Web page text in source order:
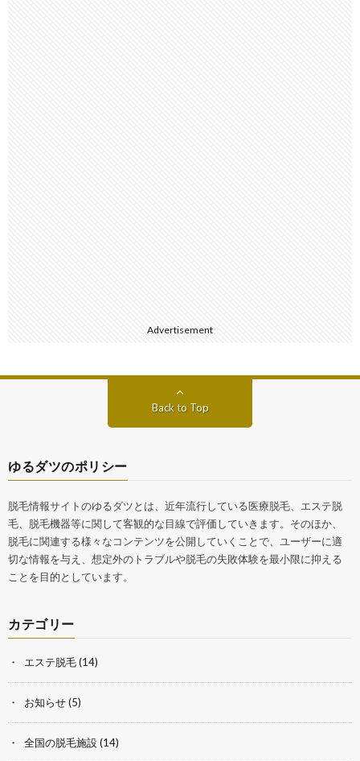
Advertisement
Back to Top
ゆるダツのポリシー
脱毛情報サイトのゆるダツとは、近年流行している医療脱毛、エステ脱
毛、脱毛機器等に関して客観的な目線で評価していきます。そのほか、
脱毛に関連する様々なコンテンツを公開していくことで、ユーザーに適
切な情報を与え、想定外のトラブルや脱毛の失敗体験を最小限に抑える
ことを目的としています。
カテゴリー
エステ脱毛(14)
お知らせ(5)
全国の脱毛施設(14)